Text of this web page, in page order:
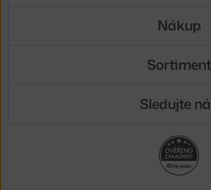
Nákup
Sortiment
Sledujte